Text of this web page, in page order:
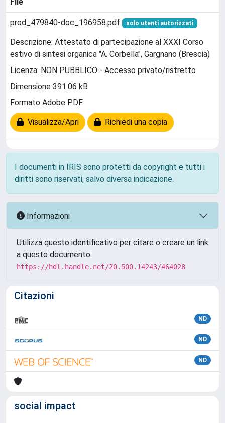
prod_479840-doc_196958.pdf solo utenti autorizzati
Descrizione: Attestato di partecipazione al XXXI Corso
estivo di sintesi organica "A. Corbella", Gargnano (Brescia)
Licenza: NON PUBBLICO - Accesso privato/ristretto
Dimensione 391.06 kB
Formato Adobe PDF
Visualizza/Apri Richiedi una copia
I documenti in IRIS sono protetti da copyright e tutti i
diritti sono riservati, salvo diversa indicazione.
Informazioni
Utilizza questo identificativo per citare o creare un link
a questo documento:
https://hdl.handle.net/20.500.14243/464028
Citazioni
ND
ND
ND
social impact